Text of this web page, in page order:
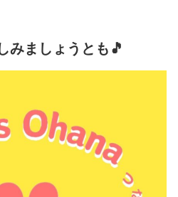
みましょうとも🎵